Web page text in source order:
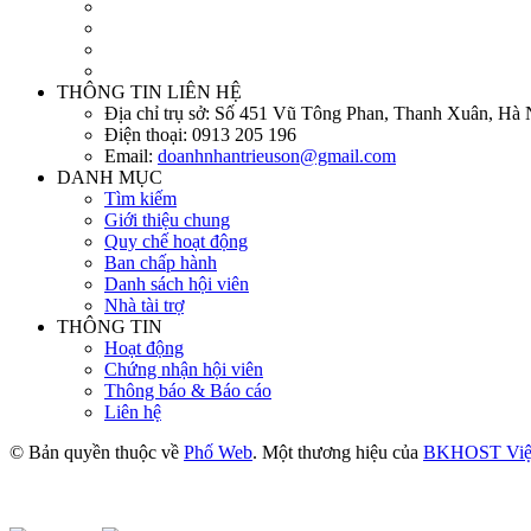
THÔNG TIN LIÊN HỆ
Địa chỉ trụ sở: Số 451 Vũ Tông Phan, Thanh Xuân, Hà
Điện thoại: 0913 205 196
Email: doanhnhantrieuson@gmail.com
DANH MỤC
Tìm kiếm
Giới thiệu chung
Quy chế hoạt động
Ban chấp hành
Danh sách hội viên
Nhà tài trợ
THÔNG TIN
Hoạt động
Chứng nhận hội viên
Thông báo & Báo cáo
Liên hệ
© Bản quyền thuộc về Phố Web. Một thương hiệu của BKHOST